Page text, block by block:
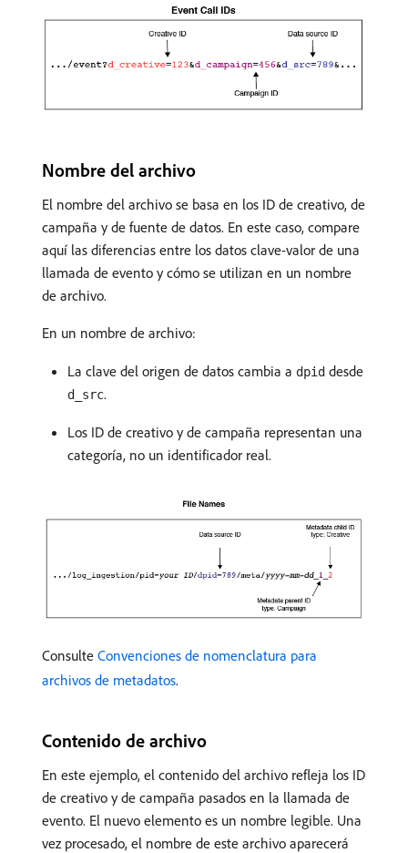
Nombre del archivo
El nombre del archivo se basa en los ID de creativo, de
campaña y de fuente de datos. En este caso, compare
aquí las diferencias entre los datos clave-valor de una
llamada de evento y cómo se utilizan en un nombre
de archivo.
En un nombre de archivo:
La clave del origen de datos cambia a dpid desde
d_src.
Los ID de creativo y de campaña representan una
categoría, no un identificador real.
Consulte Convenciones de nomenclatura para
archivos de metadatos.
Contenido de archivo
En este ejemplo, el contenido del archivo refleja los ID
de creativo y de campaña pasados en la llamada de
evento. El nuevo elemento es un nombre legible. Una
vez procesado, el nombre de este archivo aparecerá